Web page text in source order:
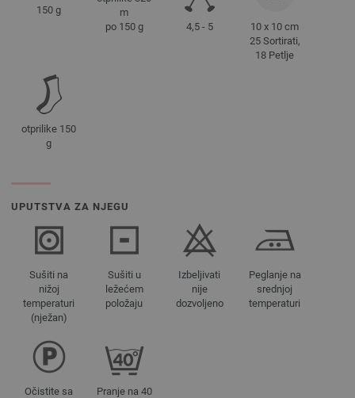
150 g
m
po 150 g
4,5 - 5
10 x 10 cm
25 Sortirati,
18 Petlje
otprilike 150
g
UPUTSTVA ZA NJEGU
Sušiti na
nižoj
temperaturi
(nježan)
Sušiti u
ležećem
položaju
Izbeljivati
nije
dozvoljeno
Peglanje na
srednjoj
temperaturi
Očistite sa Pranje na 40